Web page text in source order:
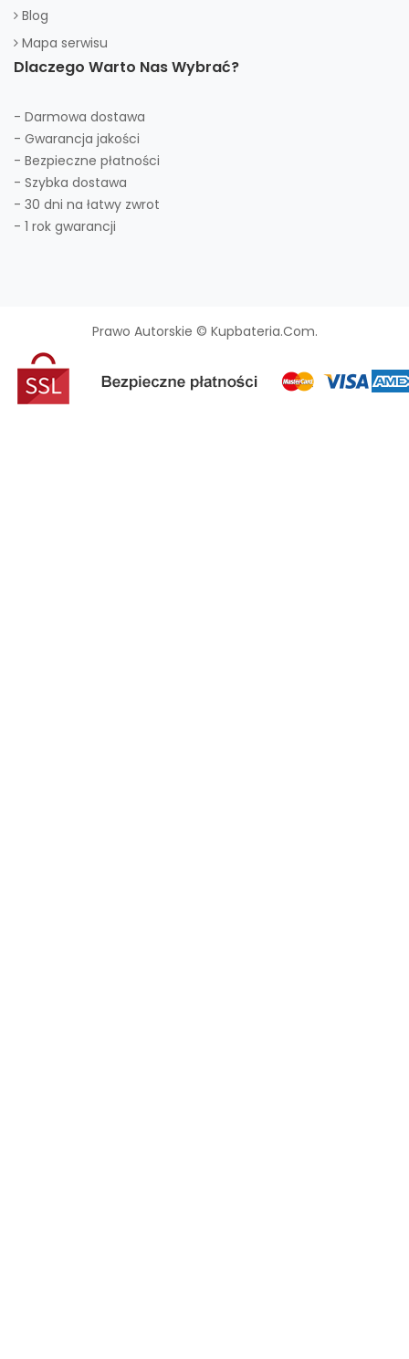
Blog
Mapa serwisu
Dlaczego Warto Nas Wybrać?
- Darmowa dostawa
- Gwarancja jakości
- Bezpieczne płatności
- Szybka dostawa
- 30 dni na łatwy zwrot
- 1 rok gwarancji
Prawo Autorskie © Kupbateria.com.